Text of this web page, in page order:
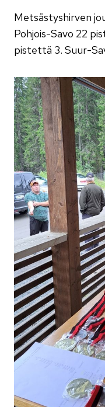
Metsästyshirven
Pohjois-Savo 22
pistettä 3. Suur-